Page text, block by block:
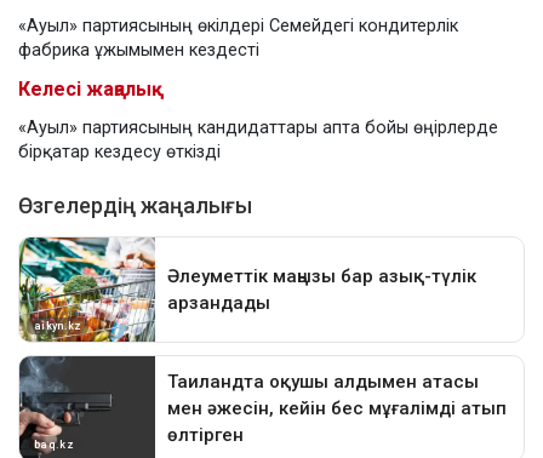
«Ауыл» партиясының өкілдері Семейдегі кондитерлік
фабрика ұжымымен кездесті
Келесі жаңалық
«Ауыл» партиясының кандидаттары апта бойы өңірлерде
бірқатар кездесу өткізді